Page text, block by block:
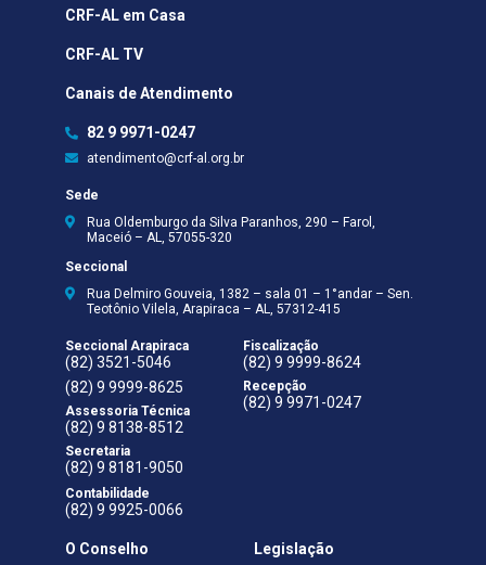
CRF-AL em Casa
CRF-AL TV
Canais de Atendimento
82 9 9971-0247
atendimento@crf-al.org.br
Sede
Rua Oldemburgo da Silva Paranhos, 290 – Farol,
Maceió – AL, 57055-320
Seccional
Rua Delmiro Gouveia, 1382 – sala 01 – 1°andar – Sen.
Teotônio Vilela, Arapiraca – AL, 57312-415
Seccional Arapiraca
(82) 3521-5046
(82) 9 9999-8625
Assessoria Técnica
(82) 9 8138-8512
Secretaria
(82) 9 8181-9050
Contabilidade
(82) 9 9925-0066
Fiscalização
(82) 9 9999-8624
Recepção
(82) 9 9971-0247
O Conselho
Legislação